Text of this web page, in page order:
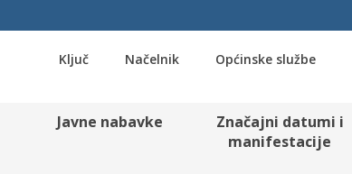
Ključ Načelnik Općinske službe
Javne nabavke
Značajni datumi i
manifestacije